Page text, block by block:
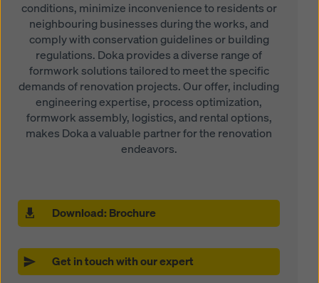
conditions, minimize inconvenience to residents or
neighbouring businesses during the works, and
comply with conservation guidelines or building
regulations. Doka provides a diverse range of
formwork solutions tailored to meet the specific
demands of renovation projects. Our offer, including
engineering expertise, process optimization,
formwork assembly, logistics, and rental options,
makes Doka a valuable partner for the renovation
endeavors.
Download: Brochure
Get in touch with our expert